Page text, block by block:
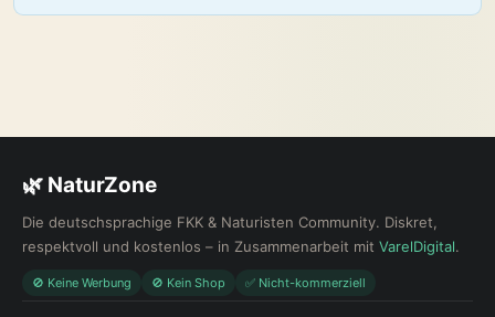
🌿 NaturZone
Die deutschsprachige FKK & Naturisten Community. Diskret,
respektvoll und kostenlos – in Zusammenarbeit mit VarelDigital.
🚫 Keine Werbung 🚫 Kein Shop ✅ Nicht-kommerziell